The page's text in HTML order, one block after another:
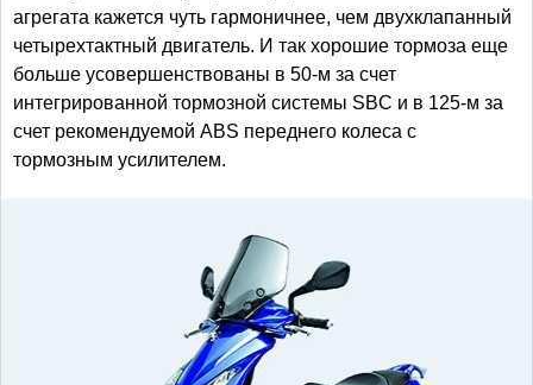
агрегата кажется чуть гармоничнее, чем двухклапанный
четырехтактный двигатель. И так хорошие тормоза еще
больше усовершенствованы в 50-м за счет
интегрированной тормозной системы SBC и в 125-м за
счет рекомендуемой ABS переднего колеса с
тормозным усилителем.